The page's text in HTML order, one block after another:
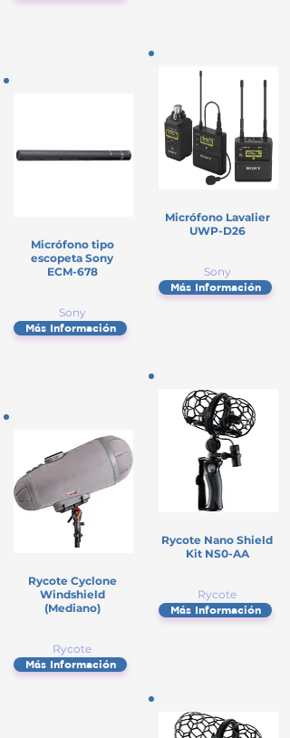
Micrófono tipo
escopeta Sony
ECM-678
Sony
Más Información
Rycote Cyclone
Windshield
(Mediano)
Rycote
Más Información
Micrófono Lavalier
UWP-D26
Sony
Más Información
Rycote Nano Shield
Kit NS0-AA
Rycote
Más Información